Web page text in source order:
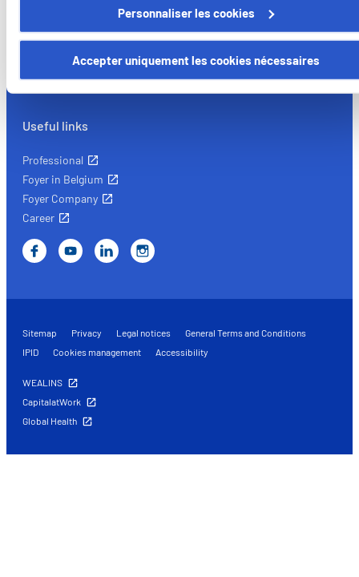
Certains de ces cookies sont strictement nécessaires au
fonctionnement du site. Notez que si vous désactivez des
cookies utilisés ici, il se peut que certaines fonctionnalités ou
parties de ce site Web ne soient plus normalement
Améliorer votre expérience utilisateur, en personnalisant
vos fonctionnalités et en se souvenant de vos choix.
Mesurer l'audience en suivant le nombre de visiteurs et
comprenant comment vous arrivez sur notre site.
Proposer des offres et services personnalisés et en
sociaux utilisés et vous permettre de visualiser du contenu
Personnaliser les cookies
Accepter uniquement les cookies nécessaires
+352437 437
Useful links
Professional
Foyer in Belgium
Foyer Company
Career
Sitemap Privacy Legal notices
General Terms and Conditions
IPID
Cookies management Accessibility
WEALINS
CapitalatWork
Global Health